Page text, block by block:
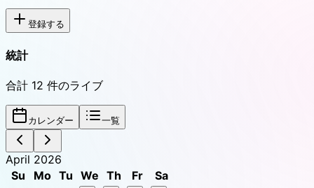
登録する
統計
合計 12 件のライブ
カレンダー 一覧
April 2026
Su
Mo Tu We Th Fr Sa